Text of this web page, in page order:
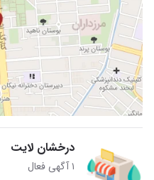
درخشان لایت
۱ آگهی فعال